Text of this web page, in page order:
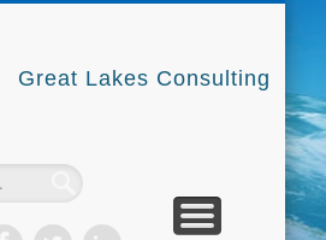
Great Lakes Consulting